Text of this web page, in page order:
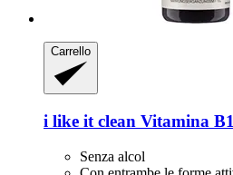
Carrello
i like it clean Vitamina
Senza alcol